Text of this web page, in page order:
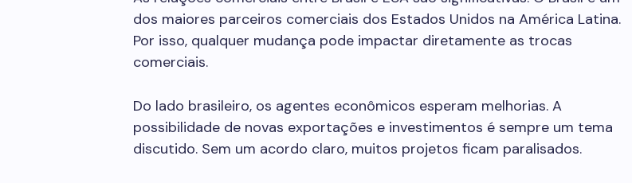
dos maiores parceiros comerciais dos Estados Unidos na América Latina.
Por isso, qualquer mudança pode impactar diretamente as trocas
comerciais.
Do lado brasileiro, os agentes econômicos esperam melhorias. A
possibilidade de novas exportações e investimentos é sempre um tema
discutido. Sem um acordo claro, muitos projetos ficam paralisados.